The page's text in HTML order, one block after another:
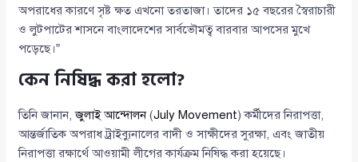
অপরাধের কারণে সৃষ্ট ক্ষত এখনো তরতাজা। তাদের ১৫ বছরের স্বৈরাচারী
ও লুটপাটের শাসনে বাংলাদেশের সার্বভৌমত্ব বারবার আপসের মুখে
পড়েছে।”
কেন নিষিদ্ধ করা হলো?
তিনি জানান,জুলাই আন্দোলন(July Movement) কর্মীদের নিরাপত্তা,
আন্তর্জাতিক অপরাধ ট্রাইব্যুনালের বাদী ও সাক্ষীদের সুরক্ষা, এবং জাতীয়
নিরাপত্তা রক্ষার্থে আওয়ামী লীগের কার্যক্রম নিষিদ্ধ করা হয়েছে।